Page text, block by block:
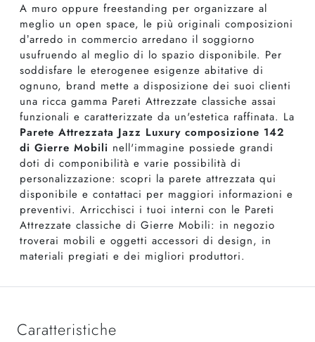
A muro oppure freestanding per organizzare al
meglio un open space, le più originali composizioni
d’arredo in commercio arredano il soggiorno
usufruendo al meglio di lo spazio disponibile. Per
soddisfare le eterogenee esigenze abitative di
ognuno, brand mette a disposizione dei suoi clienti
una ricca gamma Pareti Attrezzate classiche assai
funzionali e caratterizzate da un'estetica raffinata. La
Parete Attrezzata Jazz Luxury composizione 142
di Gierre Mobili nell'immagine possiede grandi
doti di componibilità e varie possibilità di
personalizzazione: scopri la parete attrezzata qui
disponibile e contattaci per maggiori informazioni e
preventivi. Arricchisci i tuoi interni con le Pareti
Attrezzate classiche di Gierre Mobili: in negozio
troverai mobili e oggetti accessori di design, in
materiali pregiati e dei migliori produttori.
Caratteristiche